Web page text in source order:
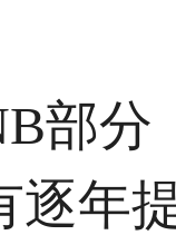
部分
逐年